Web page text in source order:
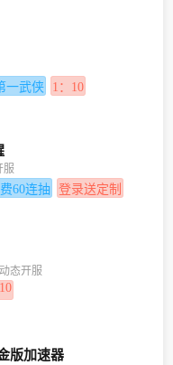
一武侠 1：10
服
60连抽 登录送定制
动态开服
版加速器